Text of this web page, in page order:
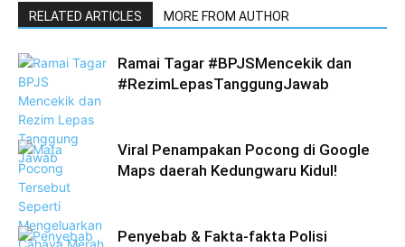
RELATED ARTICLES MORE FROM AUTHOR
Ramai Tagar #BPJSMencekik dan
#RezimLepasTanggungJawab
Viral Penampakan Pocong di Google
Maps daerah Kedungwaru Kidul!
Penyebab & Fakta-fakta Polisi